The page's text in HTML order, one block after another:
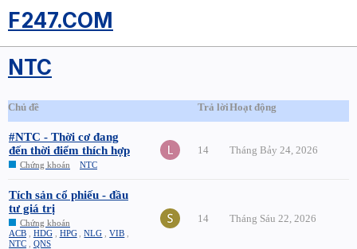
F247.COM
NTC
Chủ đề Trả lờiHoạt động
#NTC - Thời cơ đang
đến thời điểm thích hợp
Chứng khoán NTC
14 Tháng Bảy 24, 2026
Tích sản cổ phiếu - đầu
tư giá trị
Chứng khoán
ACB
HDG HPG ,NLG ,VIB
NTC
QNS
14 Tháng Sáu 22, 2026